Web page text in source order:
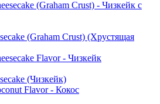
(Graham Crust) (Хрустящая
(Чизкейк)